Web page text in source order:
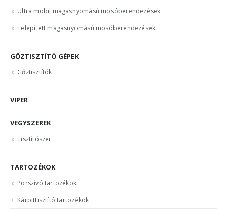
Ultra mobil magasnyomású mosóberendezések
Telepített magasnyomású mosóberendezések
GŐZTISZTÍTÓ GÉPEK
Gőztisztítók
VIPER
VEGYSZEREK
Tisztítószer
TARTOZÉKOK
Porszívó tartozékok
Kárpittisztító tartozékok